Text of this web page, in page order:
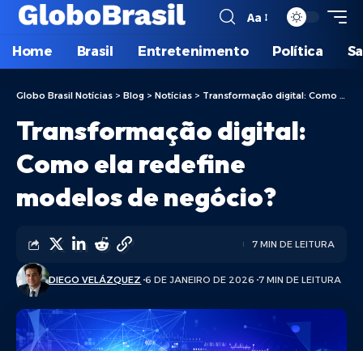
Aa
Home Brasil Entretenimento Política
Globo Brasil Notícias > Blog > Notícias > Transformação digital: Como ela redefine modelos de negócio?
Transformação digital:
Como ela redefine
modelos de negócio?
DIEGO VELÁZQUEZ 6 DE JANEIRO DE 2026 7 MIN DE LEITURA
7 MIN DE LEITURA